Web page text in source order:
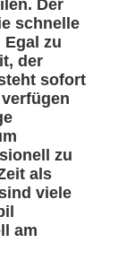
Der
schnelle
Egal zu
der
sofort
zu
als
viele
am